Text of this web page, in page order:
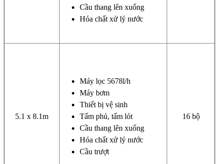
Cầu thang lên xuống
Hóa chất xử lý nước
5.1 x 8.1m
Máy lọc 5678l/h
Máy bơm
Thiết bị vệ sinh
Tấm phủ, tấm lót
Cầu thang lên xuống
Hóa chất xử lý nước
Cầu trượt
16 bộ